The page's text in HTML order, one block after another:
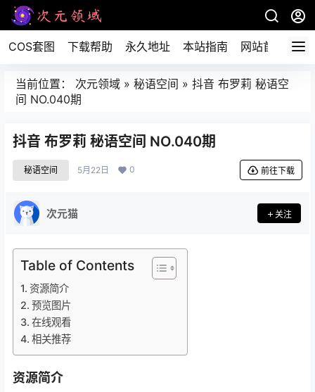
COS套图 下载帮助 永久地址 本站指南 网站首页
当前位置： 次元领域 » 秘语空间 » 抖音 布罗莉 秘语空
间 NO.040期
抖音 布罗莉 秘语空间 NO.040期
秘语空间 5月22日 0 前往下载
次元猫 关注
Table of Contents
资源简介
预览图片
在线观看
相关推荐
资源简介